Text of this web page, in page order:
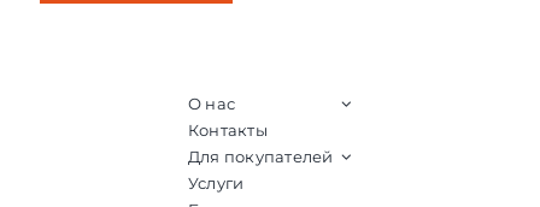
О нас
Контакты
Для покупателей
Услуги